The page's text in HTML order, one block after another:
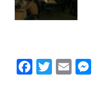
Facebook
Twitter
Email